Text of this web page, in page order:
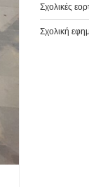
Σχολικές
Σχολική